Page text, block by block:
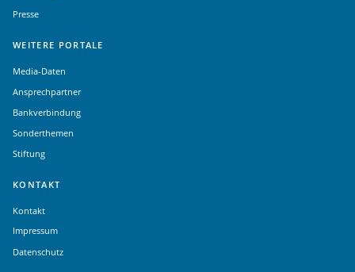
Presse
WEITERE PORTALE
Media-Daten
Ansprechpartner
Bankverbindung
Sonderthemen
Stiftung
KONTAKT
Kontakt
Impressum
Datenschutz